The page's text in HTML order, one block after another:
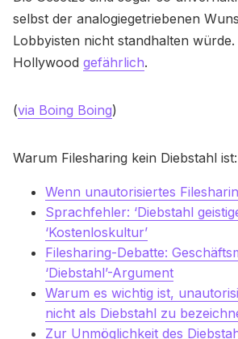
selbst der analogiegetriebenen
Lobbyisten nicht standhalten würde.
Hollywood gefährlich.
(via Boing Boing)
Warum Filesharing kein Diebstahl ist:
Wenn unautorisiertes
Sprachfehler: ‘Diebstahl
‘Kostenloskultur’
Filesharing-Debatte:
‘Diebstahl’-Argument
Warum es wichtig ist,
nicht als Diebstahl zu
Zur Unmöglichkeit des